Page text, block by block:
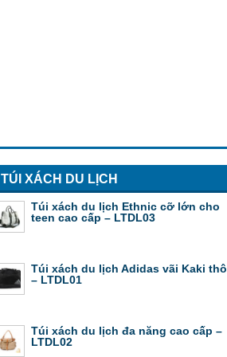
TÚI XÁCH DU LỊCH
Túi xách du lịch Ethnic cỡ lớn cho
teen cao cấp – LTDL03
Túi xách du lịch Adidas vãi Kaki thô
– LTDL01
Túi xách du lịch đa năng cao cấp –
LTDL02